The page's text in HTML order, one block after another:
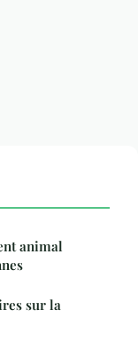
animal
sur la